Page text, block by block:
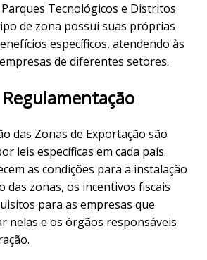
Parques Tecnológicos e Distritos
de zona possui suas próprias
específicos, atendendo às
de diferentes setores.
Regulamentação
das Zonas de Exportação são
leis específicas em cada país.
as condições para a instalação
das zonas, os incentivos fiscais
para as empresas que
nelas e os órgãos responsáveis